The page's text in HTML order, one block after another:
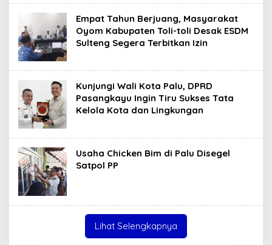
Empat Tahun Berjuang, Masyarakat
Oyom Kabupaten Toli-toli Desak ESDM
Sulteng Segera Terbitkan Izin
Kunjungi Wali Kota Palu, DPRD
Pasangkayu Ingin Tiru Sukses Tata
Kelola Kota dan Lingkungan
Usaha Chicken Bim di Palu Disegel
Satpol PP
Lihat Selengkapnya